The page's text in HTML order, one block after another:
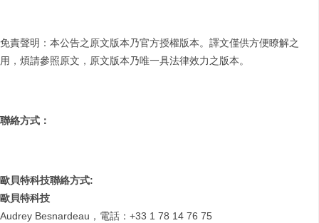
免責聲明：本公告之原文版本乃官方授權版本。譯文僅供方便瞭解之
用，煩請參照原文，原文版本乃唯一具法律效力之版本。
聯絡方式：
歐貝特科技聯絡方式:
歐貝特科技
Audrey Besnardeau，電話：+33 1 78 14 76 75